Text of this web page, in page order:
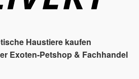
Haustiere kaufen
Exoten-Petshop & Fachhandel